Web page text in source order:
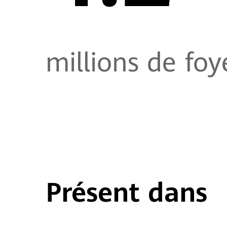
millions de
Présent dans